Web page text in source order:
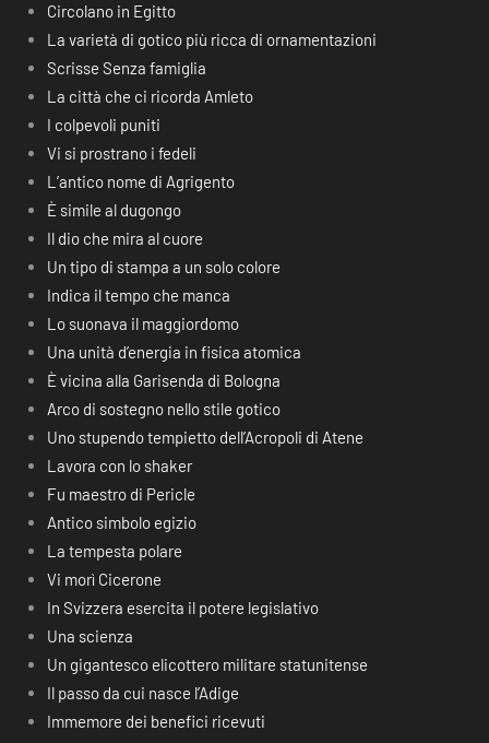
Circolano in Egitto
La varietà di gotico più ricca di ornamentazioni
Scrisse Senza famiglia
La città che ci ricorda Amleto
I colpevoli puniti
Vi si prostrano i fedeli
L’antico nome di Agrigento
È simile al dugongo
Il dio che mira al cuore
Un tipo di stampa a un solo colore
Indica il tempo che manca
Lo suonava il maggiordomo
Una unità d’energia in fisica atomica
È vicina alla Garisenda di Bologna
Arco di sostegno nello stile gotico
Uno stupendo tempietto dell’Acropoli di Atene
Lavora con lo shaker
Fu maestro di Pericle
Antico simbolo egizio
La tempesta polare
Vi morì Cicerone
In Svizzera esercita il potere legislativo
Una scienza
Un gigantesco elicottero militare statunitense
Il passo da cui nasce l’Adige
Immemore dei benefici ricevuti